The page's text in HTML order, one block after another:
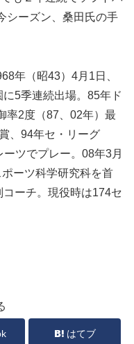
シーズン、桑田氏の手
年（昭43）4月1日、
5季連続出場。85年ド
率2度（87、02年）最
、94年セ・リーグ
ツでプレー。08年3月
ーツ科学研究科を首
ーチ。現役時は174セ
はてブ